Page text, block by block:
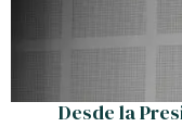
Desde la